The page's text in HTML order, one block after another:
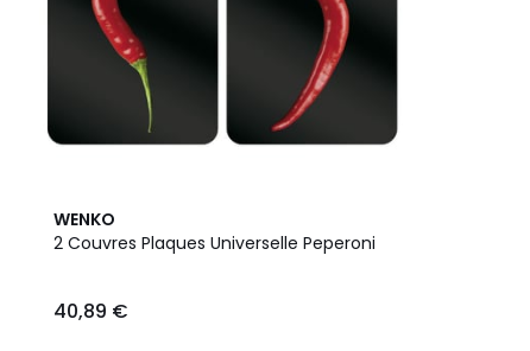
WENKO
2 Couvres Plaques Universelle Peperoni
40,89 €